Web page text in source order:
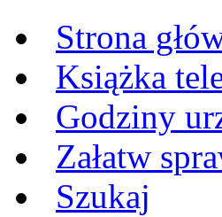
Strona
Książka
Godziny
Załatw
Szukaj